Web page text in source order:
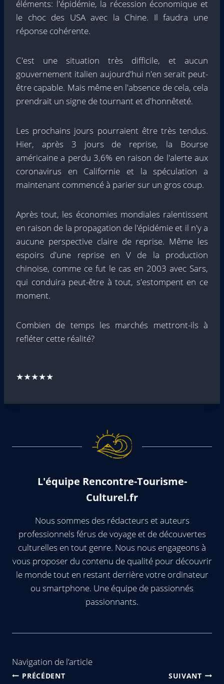
éléments: l'épidémie, la récession économique et
le choc des USA avec la Chine. Il faudra une
réponse cohérente.
C'est une situation très difficile, et aucun
gouvernement italien aujourd'hui n'en serait peut-
être capable. Mais même en l'absence de cela, cela
prendrait un signe de tournant et d'honnêteté.
Les prochains jours pourraient être très tendus.
Hier, après 3 jours de reprise, la Bourse
américaine a perdu 3,6% en raison de l'alerte aux
coronavirus en Californie et la spéculation a
maintenant commencé à parier sur un gros coup.
Après tout, les économies mondiales ralentissent
en raison de la propagation de l'épidémie et il n'y a
aucune perspective claire de reprise. Même les
espoirs d'une reprise en V de la production
chinoise, comme ce fut le cas en 2003 avec Sars,
qui conduira peut-être à tout, s'estompent en ce
moment.
Combien de temps les marchés mettront-ils à
refléter cette réalité?
★★★★★
L'équipe Rencontre-Tourisme-
Culturel.fr
Nous sommes des rédacteurs et auteurs
professionnels férus de voyage et de découvertes
culturelles en tout genre. Nous nous engageons à
vous proposer du contenu de qualité pour découvrir
le monde tout en restant derrière votre ordinateur
ou smartphone. Une équipe de passionnés
passionnants.
Navigation de l’article
PRÉCÉDENT SUIVANT